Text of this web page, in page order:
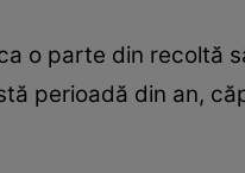
o parte din recoltă
perioadă din an,